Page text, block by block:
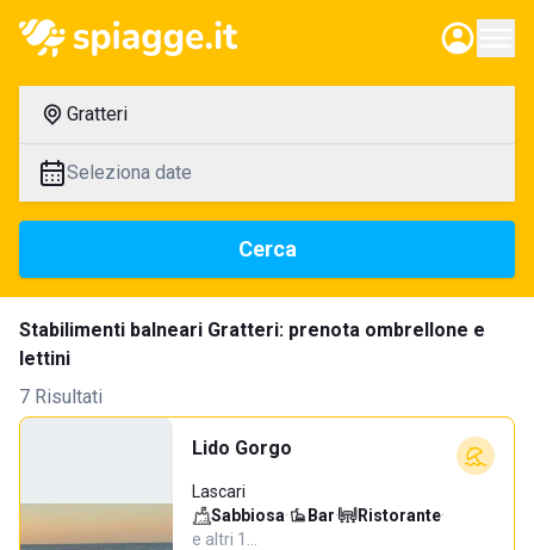
Gratteri
Seleziona date
Cerca
Stabilimenti balneari Gratteri: prenota ombrellone e
lettini
7 Risultati
Lido Gorgo
Lascari
Sabbiosa· Bar· Ristorante·
e altri 1…